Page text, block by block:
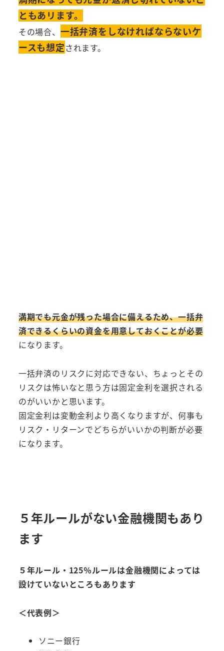
ともあリます。
その場合、 一括弁済をしなければならないケ
ースも想定されます。
満期でも元金が残った場合に備えるため、一括弁
済できるくらいの資金を用意しておくことが必要
になります。
一括弁済のリスクに対応できない、ちょっとその
リスクは怖いなと思う方は固定金利を選択される
のがいいかと思います。
固定金利は変動金利より高くなりますが、何事も
リスク・リターンでどちらがいいかの判断が必要
になります。
５年ルールがない金融機関もあり
ます
５年ルール・125％ルールは金融機関によっては
設けていないところもあります
＜代表例＞
ソニー銀行